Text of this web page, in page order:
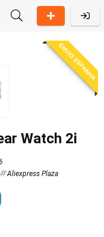
ENVIO ESPANHA
Watch 2i
Aliexpress Plaza